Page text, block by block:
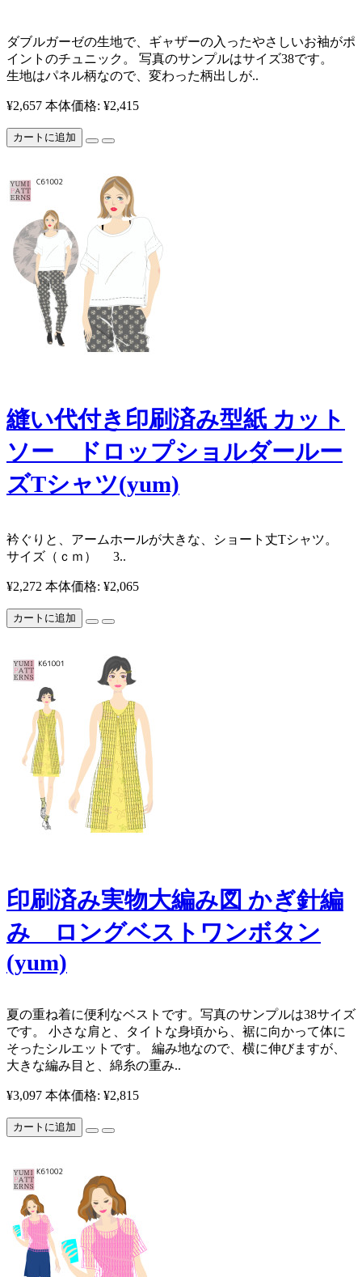
​ダブルガーゼの生地で、ギャザーの入ったやさしいお袖がポ
イントのチュニック。 写真のサンプルはサイズ38です。
生地はパネル柄なので、変わった柄出しが..
¥2,657 本体価格: ¥2,415
カートに追加
縫い代付き印刷済み型紙 カット
ソー ドロップショルダールー
ズTシャツ(yum)
衿ぐりと、アームホールが大きな、ショート丈Tシャツ。 ​ ​
サイズ（ｃｍ） 3..
¥2,272 本体価格: ¥2,065
カートに追加
印刷済み実物大編み図 かぎ針編
み ロングベストワンボタン
(yum)
​ ​夏の重ね着に便利なベストです。写真のサンプルは38サイズ
です。 小さな肩と、タイトな身頃から、裾に向かって体に
そったシルエットです。 編み地なので、横に伸びますが、
大きな編み目と、綿糸の重み..
¥3,097 本体価格: ¥2,815
カートに追加